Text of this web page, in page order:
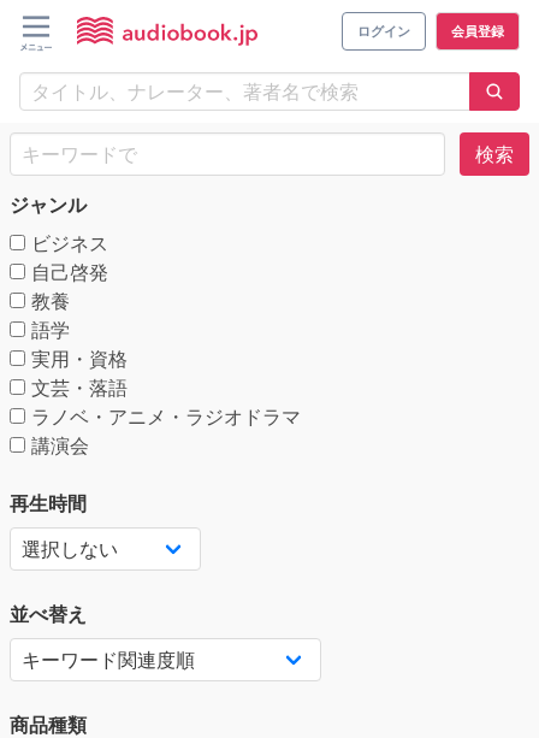
ログイン 会員登録
検索
ジャンル
ビジネス
自己啓発
教養
語学
実用・資格
文芸・落語
ラノベ・アニメ・ラジオドラマ
講演会
再生時間
並べ替え
商品種類